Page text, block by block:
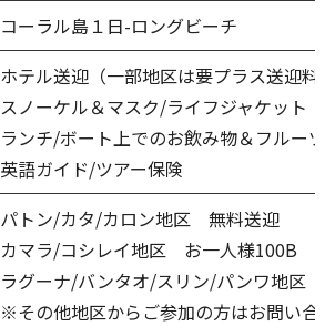
コーラル島１日-ロングビーチ
ホテル送迎（一部地区は要プラス送迎料
スノーケル＆マスク/ライフジャケット
ランチ/ボート上でのお飲み物＆フルーツ
英語ガイド/ツアー保険
パトン/カタ/カロン地区 無料送迎
カマラ/コシレイ地区 お一人様100B
ラグーナ/バンタオ/スリン/パンワ地区
※その他地区からご参加の方はお問い合